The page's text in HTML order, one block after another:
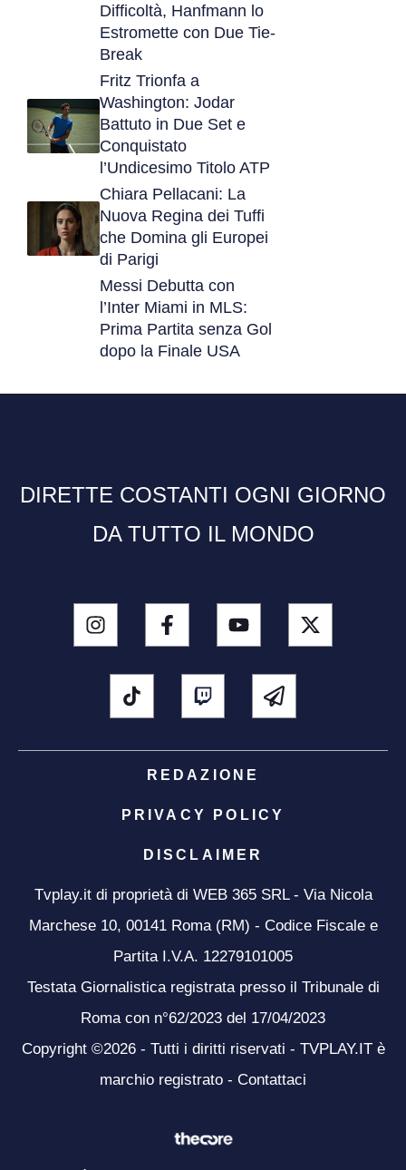
Difficoltà, Hanfmann lo
Estromette con Due Tie-
Break
Fritz Trionfa a
Washington: Jodar
Battuto in Due Set e
Conquistato
l’Undicesimo Titolo ATP
Chiara Pellacani: La
Nuova Regina dei Tuffi
che Domina gli Europei
di Parigi
Messi Debutta con
l’Inter Miami in MLS:
Prima Partita senza Gol
dopo la Finale USA
DIRETTE COSTANTI OGNI GIORNO
DA TUTTO IL MONDO
REDAZIONE
PRIVACY POLICY
DISCLAIMER
Tvplay.it di proprietà di WEB 365 SRL - Via Nicola
Marchese 10, 00141 Roma (RM) - Codice Fiscale e
Partita I.V.A. 12279101005
Testata Giornalistica registrata presso il Tribunale di
Roma con n°62/2023 del 17/04/2023
Copyright ©2026 - Tutti i diritti riservati - TVPLAY.IT è
marchio registrato - Contattaci